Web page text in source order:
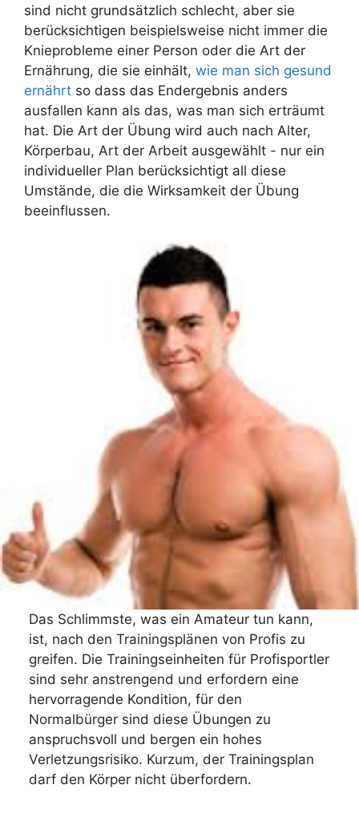
sind nicht grundsätzlich schlecht, aber sie
berücksichtigen beispielsweise nicht immer die
Knieprobleme einer Person oder die Art der
Ernährung, die sie einhält, wie man sich gesund
ernährt so dass das Endergebnis anders
ausfallen kann als das, was man sich erträumt
hat. Die Art der Übung wird auch nach Alter,
Körperbau, Art der Arbeit ausgewählt - nur ein
individueller Plan berücksichtigt all diese
Umstände, die die Wirksamkeit der Übung
beeinflussen.
Das Schlimmste, was ein Amateur tun kann,
ist, nach den Trainingsplänen von Profis zu
greifen. Die Trainingseinheiten für Profisportler
sind sehr anstrengend und erfordern eine
hervorragende Kondition, für den
Normalbürger sind diese Übungen zu
anspruchsvoll und bergen ein hohes
Verletzungsrisiko. Kurzum, der Trainingsplan
darf den Körper nicht überfordern.